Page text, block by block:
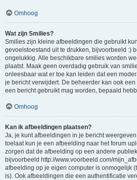
Omhoog
Wat zijn Smilies?
Smilies zijn kleine afbeeldingen die gebruikt
gevoelstoestand uit te drukken, bijvoorbeeld :)
ongelukkig. Alle beschikbare smilies worden
plaatst. Maak geen overdadig gebruik van
onleesbaar wat er toe kan leiden dat een
je bericht verwijdert. De beheerder kan ook
een bericht gebruikt mag worden, bepaald
Omhoog
Kan ik afbeeldingen plaatsen?
Ja, je kunt afbeeldingen in je bericht
toelaat kun je een afbeelding naar het forum
zorgen dat de afbeelding op een andere
bijvoorbeeld http://www.voorbeeld.com/
afbeelding op je eigen computer is onmogelijk
is). Ook afbeeldingen die een authentificatie